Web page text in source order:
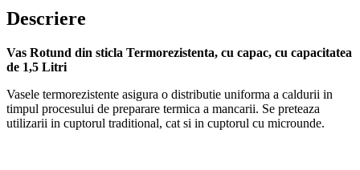
Descriere
Vas Rotund din sticla Termorezistenta, cu capac, cu capacitatea
de 1,5 Litri
Vasele termorezistente asigura o distributie uniforma a caldurii in
timpul procesului de preparare termica a mancarii. Se preteaza
utilizarii in cuptorul traditional, cat si in cuptorul cu microunde.